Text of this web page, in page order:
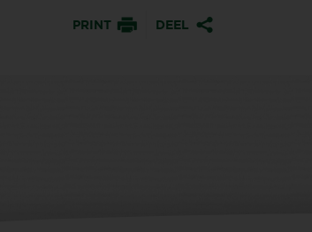
PRINT DEEL